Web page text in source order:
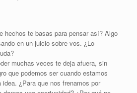
hechos te basas para pensar así? Algo
en un juicio sobre vos. ¿Lo
muchas veces te deja afuera, sin
que podemos ser cuando estamos
¿Para que nos frenamos por